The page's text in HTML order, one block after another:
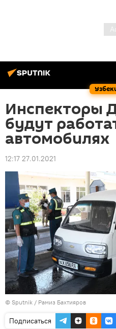
Инспекторы
будут
автомобилях
12:17 27.01.2021
© Sputnik / Рамиз Бахтияров
Подписаться